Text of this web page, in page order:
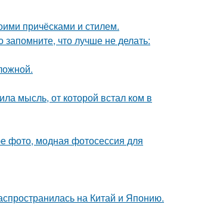
причёсками и стилем.
запомните, что лучше не делать:
мысль, от которой встал ком в
фото, модная фотосессия для
на Китай и Японию.